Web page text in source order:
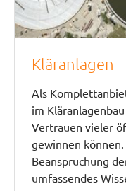
Kläranlagen
Als
im
Vertrauen vieler
gewinnen
Beanspruchung
umfassendes